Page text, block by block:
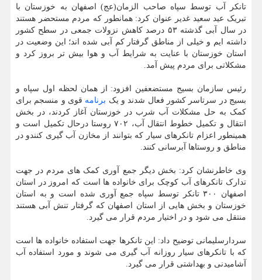
تانکر آب توسط سپاه صاحب الزمان(عج) اصفهان به خوزستان با
تبریک عید سعید غدیر عنوان کرد: همانطور که مردم مستحضر هستند
در سال آبی گذشته ۵۳ درصد کاهش نزولات جمعی در سطح کشور
داشته ایم و خیلی از مناطق گرفتار کم آبی شده اند؛ این وضعیت در
استان خوزستان با عنایت به شرایط آب و هوا بیش تر بروز کرد و
مشکلاتی برای مردم پیش آمد.
رئیس سازمان بسیج مستضعفین افزود: از همان لحظه اول سپاه و
بسیج در سرتاسر کشور فعال شدند و یک برنامه قوی و منسجم برای
کمک به حل مشکلات آب شرب در خوزستان آغاز کردند، در بخش
انتقال و تکمیل خطوط انتقال آب، ۷۰۲ روستا درحال تکمیل است و
همینطور اعزام تانکرهای سیار که بتوانند از مخازن آب گیری کنندو در
مناطق و روستاها آبرسانی کنند.
وی خاطرنشان کرد: بخش دیگر جمع آوری کمک های مردم در جهت
تدارک تانکرهای آب کوچک برای خانواده ها است که امروز در استان
اصفهان ۳۰۰ تانکر توسط سپاه جمع آوری شده است و به استان
خوزستان و بخش هایی از استان اصفهان که گرفتار تنش آبی هستند
منتقل می شود و در اختیار مردم قرار می گیرد.
سردارسلیمانی توضیح داد: این تانکرها جهت استفاده خانواده ها است
که با تانکرهای سیار روزانه آب گیری می شوند و مورد استفاده آب
آشامیدنی و بهداشتی قرار می گیرد.